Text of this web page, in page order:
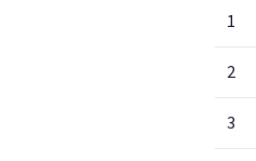
1
2
3